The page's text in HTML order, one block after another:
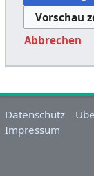
Abbrechen
Datenschutz
Impressum